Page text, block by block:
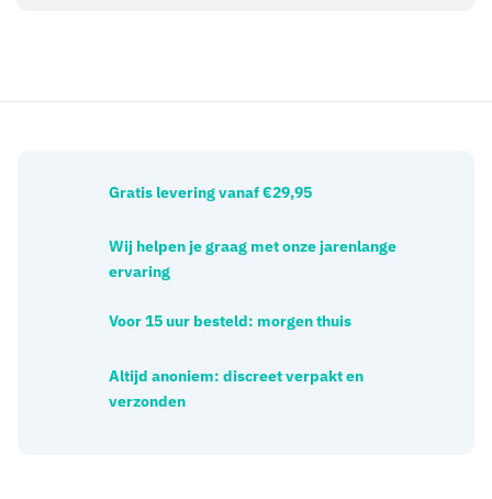
Gratis levering vanaf €29,95
Wij helpen je graag met onze jarenlange
ervaring
Voor 15 uur besteld: morgen thuis
Altijd anoniem: discreet verpakt en
verzonden